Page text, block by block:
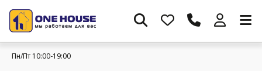
Пн/Пт 10:00-19:00